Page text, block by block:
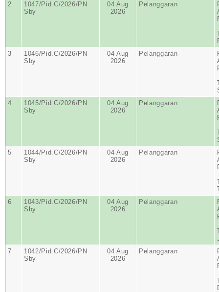
2
1047/Pid.C/2026/PN
Sby
04 Aug
2026
Pelanggaran
3
1046/Pid.C/2026/PN
Sby
04 Aug
2026
Pelanggaran
4
1045/Pid.C/2026/PN
Sby
04 Aug
2026
Pelanggaran
5
1044/Pid.C/2026/PN
Sby
04 Aug
2026
Pelanggaran
6
1043/Pid.C/2026/PN
Sby
04 Aug
2026
Pelanggaran
7
1042/Pid.C/2026/PN
Sby
04 Aug
2026
Pelanggaran